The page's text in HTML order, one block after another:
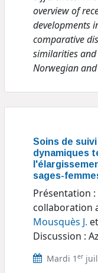
overview of
developments
comparative
similarities
Norwegian and
Soins de
dynamiques
sages-
Présentation :
collaboration
Mousquès J. et
Discussion :
Mardi 1 er